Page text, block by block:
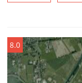
8.0